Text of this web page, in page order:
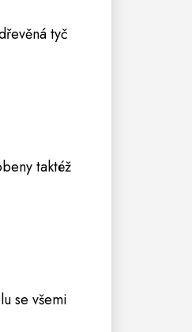
tyč
taktéž
se všemi